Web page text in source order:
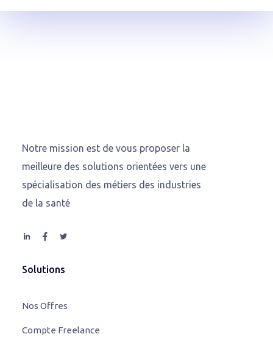
Notre mission est de vous proposer la
meilleure des solutions orientées vers une
spécialisation des métiers des industries
de la santé
Solutions
Nos Offres
Compte Freelance